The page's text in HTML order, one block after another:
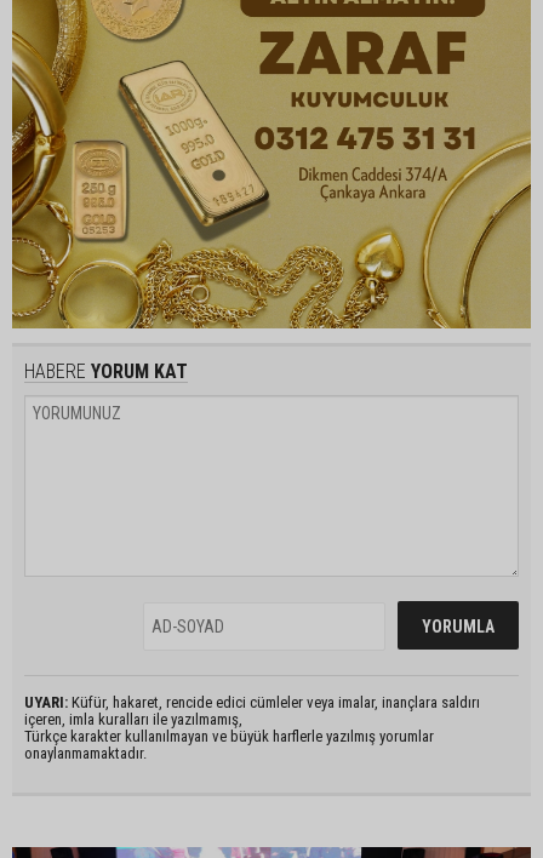
HABERE YORUM KAT
UYARI: Küfür, hakaret, rencide edici cümleler veya imalar, inançlara saldırı
içeren, imla kuralları ile yazılmamış,
Türkçe karakter kullanılmayan ve büyük harflerle yazılmış yorumlar
onaylanmamaktadır.